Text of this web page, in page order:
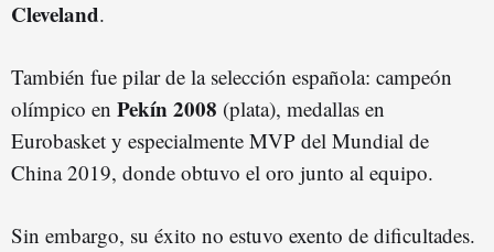
Cleveland.
También fue pilar de la selección española: campeón
olímpico en Pekín 2008 (plata), medallas en
Eurobasket y especialmente MVP del Mundial de
China 2019, donde obtuvo el oro junto al equipo.
Sin embargo, su éxito no estuvo exento de dificultades.